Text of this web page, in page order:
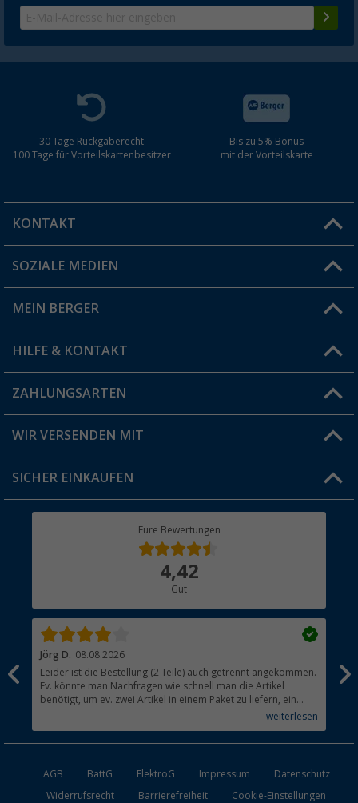
30 Tage Rückgaberecht
100 Tage für Vorteilskartenbesitzer
Bis zu 5% Bonus
mit der Vorteilskarte
KONTAKT
Du hast eine Frage?
Filiale finden
SOZIALE MEDIEN
MEIN BERGER
Vorteilskarte
Blog
Jobs & Karriere
HILFE & KONTAKT
FAQ & Kontakt
Versandinformationen
Rücksendung
ZAHLUNGSARTEN
WIR VERSENDEN MIT
SICHER EINKAUFEN
Eure Bewertungen
4,42
Gut
Jörg D. 08.08.2026
Leider ist die Bestellung (2 Teile) auch getrennt angekommen.
Ev. könnte man Nachfragen wie schnell man die Artikel
benötigt, um ev. zwei Artikel in einem Paket zu liefern, ein
weiterlesen
Ich
AGB BattG ElektroG Impressum
Datenschutz
Widerrufsrecht
Barrierefreiheit Cookie-Einstellungen